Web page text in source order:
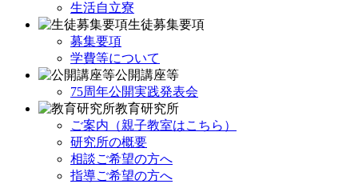
生活自立寮
生徒募集要項
募集要項
学費等について
公開講座等
75周年公開実践発表会
教育研究所
ご案内（親子教室はこちら）
研究所の概要
相談ご希望の方へ
指導ご希望の方へ